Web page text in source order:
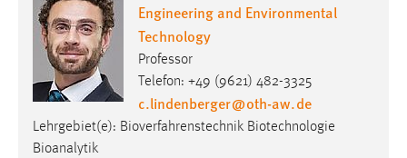
Engineering and Environmental
Technology
Professor
Telefon: +49 (9621) 482-3325
c.lindenberger@oth-aw.de
Lehrgebiet(e): Bioverfahrenstechnik Biotechnologie
Bioanalytik